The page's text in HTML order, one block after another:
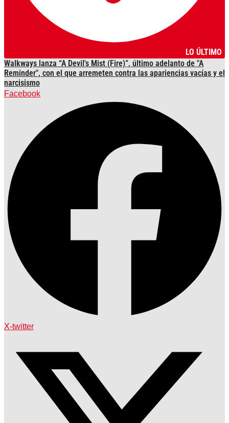
LO ÚLTIMO
Walkways lanza “A Devil's Mist (Fire)”, último adelanto de "A
Reminder", con el que arremeten contra las apariencias vacías y el
narcisismo
Facebook
X-twitter